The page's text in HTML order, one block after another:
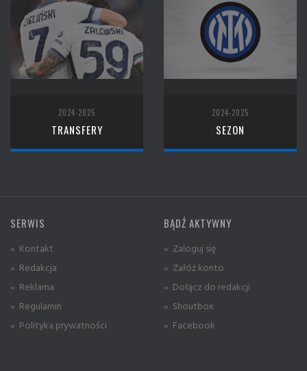
2024-2025
TRANSFERY
2024-2025
SEZON
SERWIS
» Kontakt
» Redakcja
» Reklama
» Regulamin
» Polityka prywatności
BĄDŹ AKTYWNY
» Zaloguj się
» Załóż konto
» Dołącz do redakcji
» Shoutbox
» Facebook